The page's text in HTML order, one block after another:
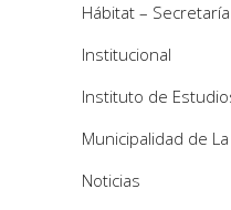
Hábitat – Secretaría
Institucional
Instituto de
Municipalidad de
Noticias